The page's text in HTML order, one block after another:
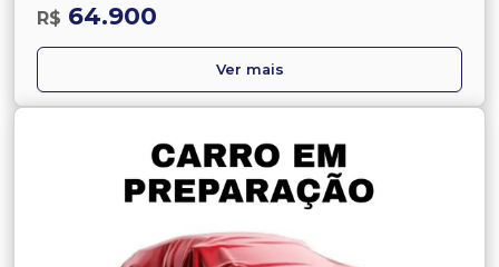
R$ 64.900
Ver mais